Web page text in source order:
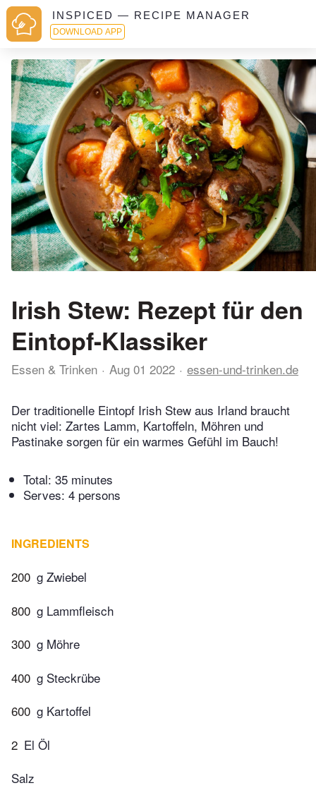
INSPICED — RECIPE MANAGER
DOWNLOAD APP
Irish Stew: Rezept für den
Eintopf-Klassiker
Essen & Trinken Aug 01 2022 essen-und-trinken.de
Der traditionelle Eintopf Irish Stew aus Irland braucht
nicht viel: Zartes Lamm, Kartoffeln, Möhren und
Pastinake sorgen für ein warmes Gefühl im Bauch!
Total: 35 minutes
Serves: 4 persons
INGREDIENTS
200 g Zwiebel
800 g Lammfleisch
300 g Möhre
400 g Steckrübe
600 g Kartoffel
2 El Öl
Salz